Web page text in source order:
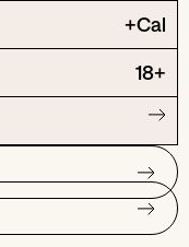
+Cal
18+